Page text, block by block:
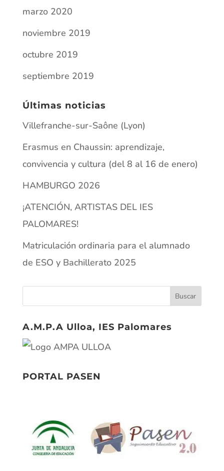
marzo 2020
noviembre 2019
octubre 2019
septiembre 2019
Últimas noticias
Villefranche-sur-Saône (Lyon)
Erasmus en Chaussin: aprendizaje,
convivencia y cultura (del 8 al 16 de enero)
HAMBURGO 2026
¡ATENCIÓN, ARTISTAS DEL IES
PALOMARES!
Matriculación ordinaria para el alumnado
de ESO y Bachillerato 2025
A.M.P.A Ulloa, IES Palomares
PORTAL PASEN